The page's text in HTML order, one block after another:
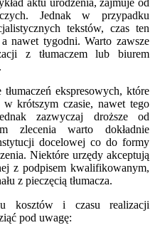
aktu urodzenia, zajmuje od
Jednak w przypadku
tekstów, czas ten
nawet tygodni. Warto zawsze
z tłumaczem lub biurem
ekspresowych, które
krótszym czasie, nawet tego
zazwyczaj droższe od
zlecenia warto dokładnie
docelowej co do formy
Niektóre urzędy akceptują
z podpisem kwalifikowanym,
z pieczęcią tłumacza.
kosztów i czasu realizacji
pod uwagę: